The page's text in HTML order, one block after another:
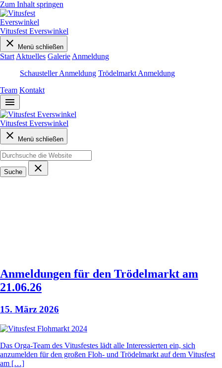
Zum Inhalt springen
Vitusfest Everswinkel
close Menü schließen
Start Aktuelles Galerie Anmeldung
Schausteller Anmeldung Trödelmarkt Anmeldung
Team Kontakt
menu
Vitusfest Everswinkel
close Menü schließen
Suche close
Anmeldungen für den Trödelmarkt am
21.06.26
15. März 2026
Das Orga-Team des Vitusfestes lädt alle Interessierten ein, sich
anzumelden für den großen Floh- und Trödelmarkt auf dem Vitusfest
am […]